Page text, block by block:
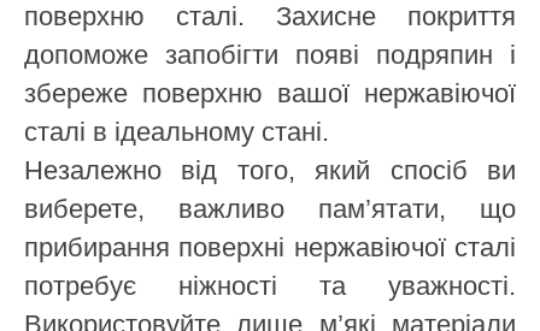
поверхню сталі. Захисне покриття
допоможе запобігти появі подряпин і
збереже поверхню вашої нержавіючої
сталі в ідеальному стані.
Незалежно від того, який спосіб ви
виберете, важливо пам’ятати, що
прибирання поверхні нержавіючої сталі
потребує ніжності та уважності.
Використовуйте лише м’які матеріали